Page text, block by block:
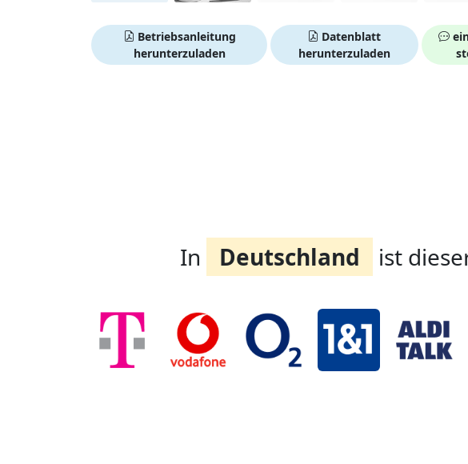
Betriebsanleitung
herunterzuladen
Datenblatt
herunterzuladen
In Deutschland ist